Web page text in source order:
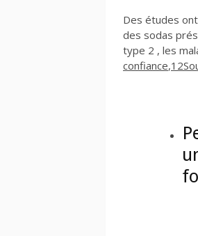
Des études
des sodas
type 2 , les
confiance,12